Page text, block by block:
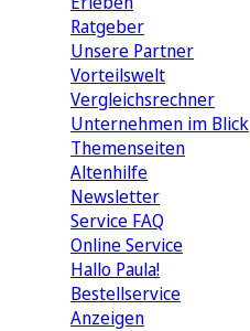
Ratgeber
Unsere Partner
Vorteilswelt
Vergleichsrechner
Unternehmen im Blick
Themenseiten
Altenhilfe
Newsletter
Service FAQ
Online Service
Hallo Paula!
Bestellservice
Anzeigen